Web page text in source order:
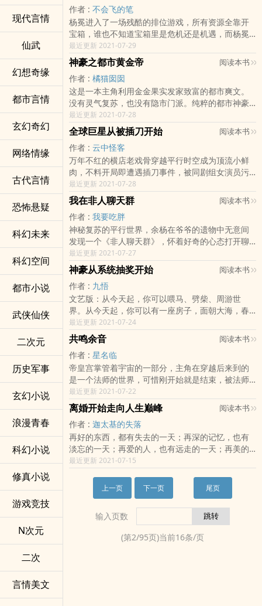
现代言情
仙武
幻想奇缘
都市言情
玄幻奇幻
网络情缘
古代言情
恐怖悬疑
科幻未来
科幻空间
都市小说
武侠仙侠
二次元
历史军事
玄幻小说
浪漫青春
科幻小说
修真小说
游戏竞技
N次元
二次
言情美文
作者 : 不会飞的笔
杨冕进入了一场残酷的排位游戏，所有资源全靠开
宝箱，谁也不知道宝箱里是危机还是机遇，而杨冕
发现自己能提前看透宝箱：【这个箱子里有两瓶纯
净水】【这个箱子里空空如也】【这个箱子里有一
把狙击弩】【这个箱子里有虚弱诅咒】......杨冕：
“没有人，比我，更懂开箱！”（已有万订精品《武术
直播间》，质量保证，书荒的可以去看）
最近更新 2021-07-29
神豪之都市黄金帝 阅读本书
作者 : 橘猫囡囡
这是一本主角利用金金果实发家致富的都市爽文。
没有灵气复苏，也没有隐市门派。纯粹的都市神豪
文。主角有点睚眦必报。主角还有点暴发户，最低
调的车都是纯金打造的五菱宏光！主角为人更是壕
爽，给员工发放节日福利，不是金砖，就是小金
人……
最近更新 2021-07-28
全球巨星从­‍‎被​‌插‎刀开始 阅读本书
作者 : 云中怪客
万年不红的横店老戏骨穿越平行时空成为顶流小鲜
肉，不料开局即遭遇插刀事件，被同剧组女演员污
蔑打人，被兄弟朋友两肋插刀，且看孟想如何破
局，凭借地球的文艺作品一步步登上天王巨星的宝
座！
最近更新 2021-07-28
我在非人聊天群 阅读本书
作者 : 我要吃胖
神秘复苏的平行世界，余杨在爷爷的遗物中无意间
发现一个《非人聊天群》，怀着好奇的心态打开聊
天群，惊奇的一幕发生了。龙王：本龙与猫仙于九
月初一成功诞下一子，重六斤三两。猪界我最帅：
恭喜恭喜，能问下什么型号吗？小甜狗：同问同
问。龙王：--！龙头猫身。余杨能理解龙跟猫恋爱
了，生的是龙猫。可如果猪和狗恋爱了，它们会生
出个什么玩意啊？这么羞耻，这么中二的话题，玩
非人哉？一鸟飞仙：封印解除后，我在天上溜达了
一圈顺便展了展翅。可有个家伙，其形如鸟，其身
如鹏，其行有声，其内藏人，飞的比我还快。卧
槽，好文化呀，他指的应该是飞机吧？狼妖：今天
下手重了些，多杀了几个人。话说最近群主怎么不
在线，我想去找他。这都是什么鬼啊！可千万别来
找我。
最近更新 2021-07-27
神豪从系统抽奖开始 阅读本书
作者 : 九悟
文艺版：从今天起，你可以喂马、劈柴、周游世
界。从今天起，你可以有一座房子，面朝大海，春
暖花开。从今天起，你可以有一个灿烂的前程，在
尘世里获得幸福。爽文版：神豪系统在手，一路狂
飙激进的人生！这是一个三十岁男人的狂想曲！
最近更新 2021-07-24
共鸣余音 阅读本书
作者 : 星名临
帝皇宫掌管着宇宙的一部分，主角在穿越后来到的
是一个法师的世界，可惜刚开始就是结束，被法师
学园开除后，他在回家路上，被帝皇宫所属所征
兆，开始了咸鱼的冒险生活
最近更新 2021-07-22
离婚开始走向人生巅峰 阅读本书
作者 : 迦太基的失落
再好的东西，都有失去的一天；再深的记忆，也有
淡忘的一天；再爱的人，也有远走的一天；再美的
梦，也有苏醒的一天。该放弃的决不挽留，该珍惜
的决不放手。分手后不可以做朋友，因为彼此伤害
过；分手后也不可以做敌人，因为彼此深爱过。在
穿越的第二天，七年的爱情走向了终结，林乐得到
离婚通知。……（本书又名为《我只想安静的当编
剧》，《我的邻居是大明星》，《爱情十万年》。
本书没有系统，没有金手指，非正统娱乐文，太过
挑刺的不要进来。)
最近更新 2021-07-15
上一页 下一页 尾页
输入页数
(第2/95页)当前16条/页